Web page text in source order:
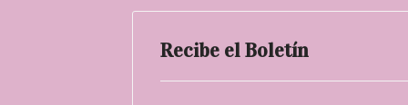
Recibe el Boletín